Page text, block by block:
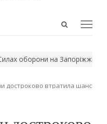
Open
оборони на Запоріжжі:
достроково втратила шанси